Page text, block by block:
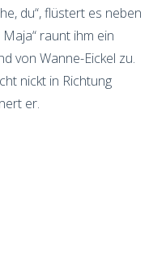
du“, flüstert es neben
raunt ihm ein
von Wanne-Eickel zu.
nickt in Richtung
er.